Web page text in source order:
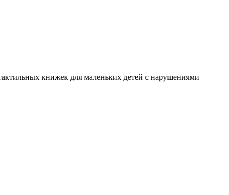
книжек для маленьких детей с нарушениями